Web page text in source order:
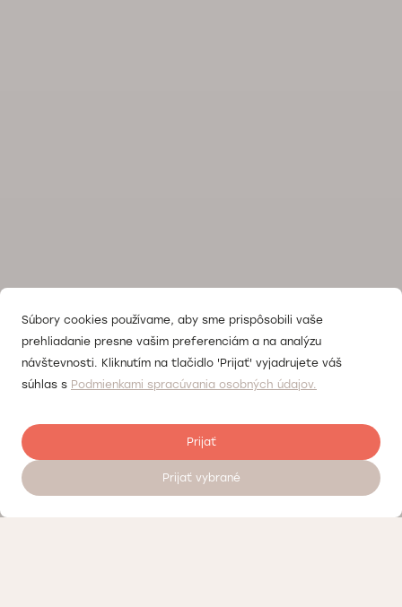
Súbory cookies používame, aby sme prispôsobili vaše
prehliadanie presne vašim preferenciám a na analýzu
návštevnosti. Kliknutím na tlačidlo 'Prijať' vyjadrujete váš
súhlas s Podmienkami spracúvania osobných údajov.
Prijať
Prijať vybrané
Objednať sa na vyšetrenie 24/7